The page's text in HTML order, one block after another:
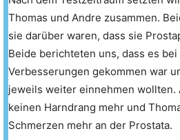
Thomas und Andre zusammen.
sie darüber waren, dass sie
Beide berichteten uns, dass es
Verbesserungen gekommen war
jeweils weiter einnehmen wollten.
keinen Harndrang mehr und
Schmerzen mehr an der Prostata.